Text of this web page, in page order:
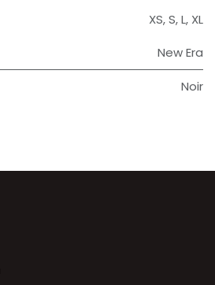
XS,S,L, XL
New Era
Noir